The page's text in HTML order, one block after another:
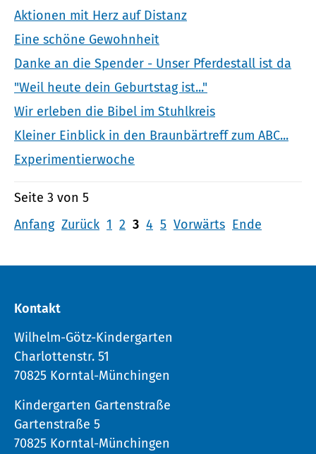
Aktionen mit Herz auf Distanz
Eine schöne Gewohnheit
Danke an die Spender - Unser Pferdestall ist da
"Weil heute dein Geburtstag ist..."
Wir erleben die Bibel im Stuhlkreis
Kleiner Einblick in den Braunbärtreff zum ABC...
Experimentierwoche
Seite 3 von 5
Anfang Zurück 1 2 3 4 5 Vorwärts Ende
Kontakt
Wilhelm-Götz-Kindergarten
Charlottenstr. 51
70825 Korntal-Münchingen
Kindergarten Gartenstraße
Gartenstraße 5
70825 Korntal-Münchingen